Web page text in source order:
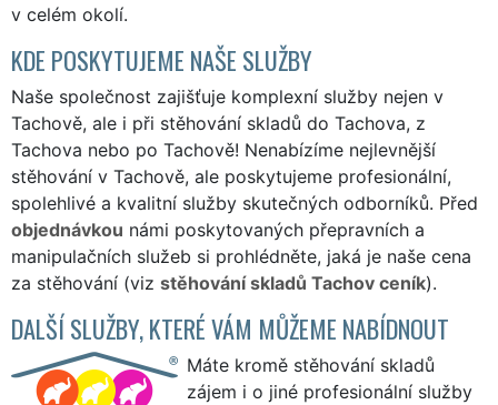
v celém okolí.
KDE POSKYTUJEME NAŠE SLUŽBY
Naše společnost zajišťuje komplexní služby nejen v
Tachově, ale i při stěhování skladů do Tachova, z
Tachova nebo po Tachově! Nenabízíme nejlevnější
stěhování v Tachově, ale poskytujeme profesionální,
spolehlivé a kvalitní služby skutečných odborníků. Před
objednávkou námi poskytovaných přepravních a
manipulačních služeb si prohlédněte, jaká je naše cena
za stěhování (viz stěhování skladů Tachov ceník).
DALŠÍ SLUŽBY, KTERÉ VÁM MŮŽEME NABÍDNOUT
Máte kromě stěhování skladů
zájem i o jiné profesionální služby